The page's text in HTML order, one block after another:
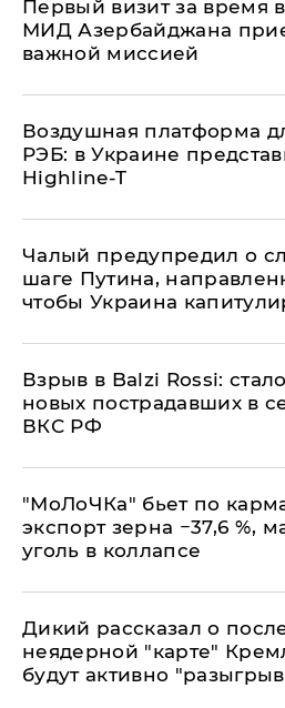
Первый визит за время
МИД Азербайджана
важной миссией
Воздушная платформа
РЭБ: в Украине
Highline-T
Чалый предупредил о
шаге Путина,
чтобы Украина
Взрыв в Balzi Rossi:
новых пострадавших в
ВКС РФ
​"МоЛоЧКа" бьет по
экспорт зерна −37,6 %,
уголь в коллапсе
Дикий рассказал о
неядерной "карте"
будут активно